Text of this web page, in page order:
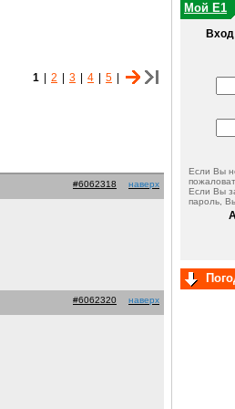
1 2 3 4 5
#6062318 наверх
#6062320 наверх
Мой E1
Если Вы
Если Вы
пароль,